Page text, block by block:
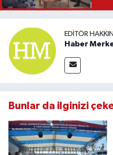
EDITÖR
Haber
Bunlar da ilginizi